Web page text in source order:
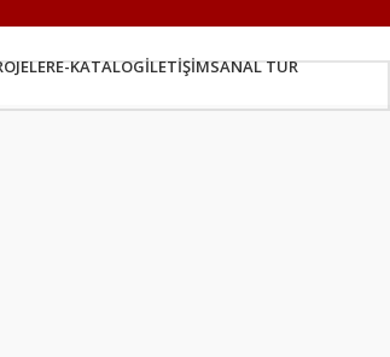
E-KATALOGİLETIŞIMSANAL TUR